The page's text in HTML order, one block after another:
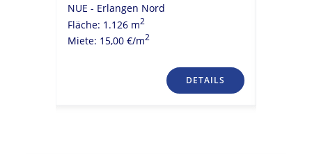
NUE - Erlangen Nord
Fläche: 1.126 m2
Miete: 15,00 €/m2
DETAILS